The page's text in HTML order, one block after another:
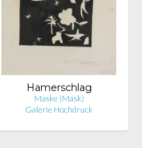
Hamerschlag
Maske (Mask)
Galerie Hochdruck